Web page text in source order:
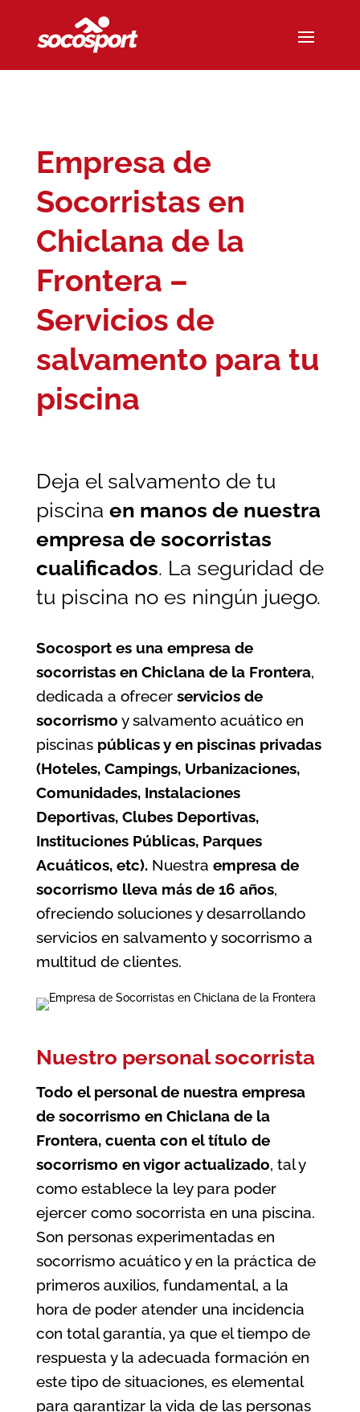
Empresa de
Socorristas en
Chiclana de la
Frontera –
Servicios de
salvamento para tu
piscina
Deja el salvamento de tu
piscina en manos de nuestra
empresa de socorristas
cualificados. La seguridad de
tu piscina no es ningún juego.
Socosport es una empresa de
socorristas en Chiclana de la Frontera,
dedicada a ofrecer servicios de
socorrismo y salvamento acuático en
piscinas públicas y en piscinas privadas
(Hoteles, Campings, Urbanizaciones,
Comunidades, Instalaciones
Deportivas, Clubes Deportivas,
Instituciones Públicas, Parques
Acuáticos, etc).Nuestra empresa de
socorrismo lleva más de 16 años,
ofreciendo soluciones y desarrollando
servicios en salvamento y socorrismo a
multitud de clientes.
Nuestro personal socorrista
Todo el personal de nuestra empresa
de socorrismo en Chiclana de la
Frontera, cuenta con el título de
socorrismo en vigor actualizado, tal y
como establece la ley para poder
ejercer como socorrista en una piscina.
Son personas experimentadas en
socorrismo acuático y en la práctica de
primeros auxilios, fundamental, a la
hora de poder atender una incidencia
con total garantía, ya que el tiempo de
respuesta y la adecuada formación en
este tipo de situaciones, es elemental
para garantizar la vida de las personas